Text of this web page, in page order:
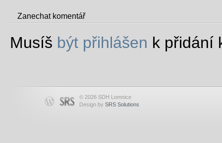
Zanechat komentář
Musíš být přihlášen k přidání
© 2026 SDH Lomnice
Design by SRS Solutions